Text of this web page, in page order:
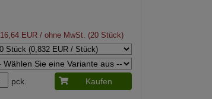
16,64 EUR / ohne MwSt. (20 Stück)
pck. Kaufen